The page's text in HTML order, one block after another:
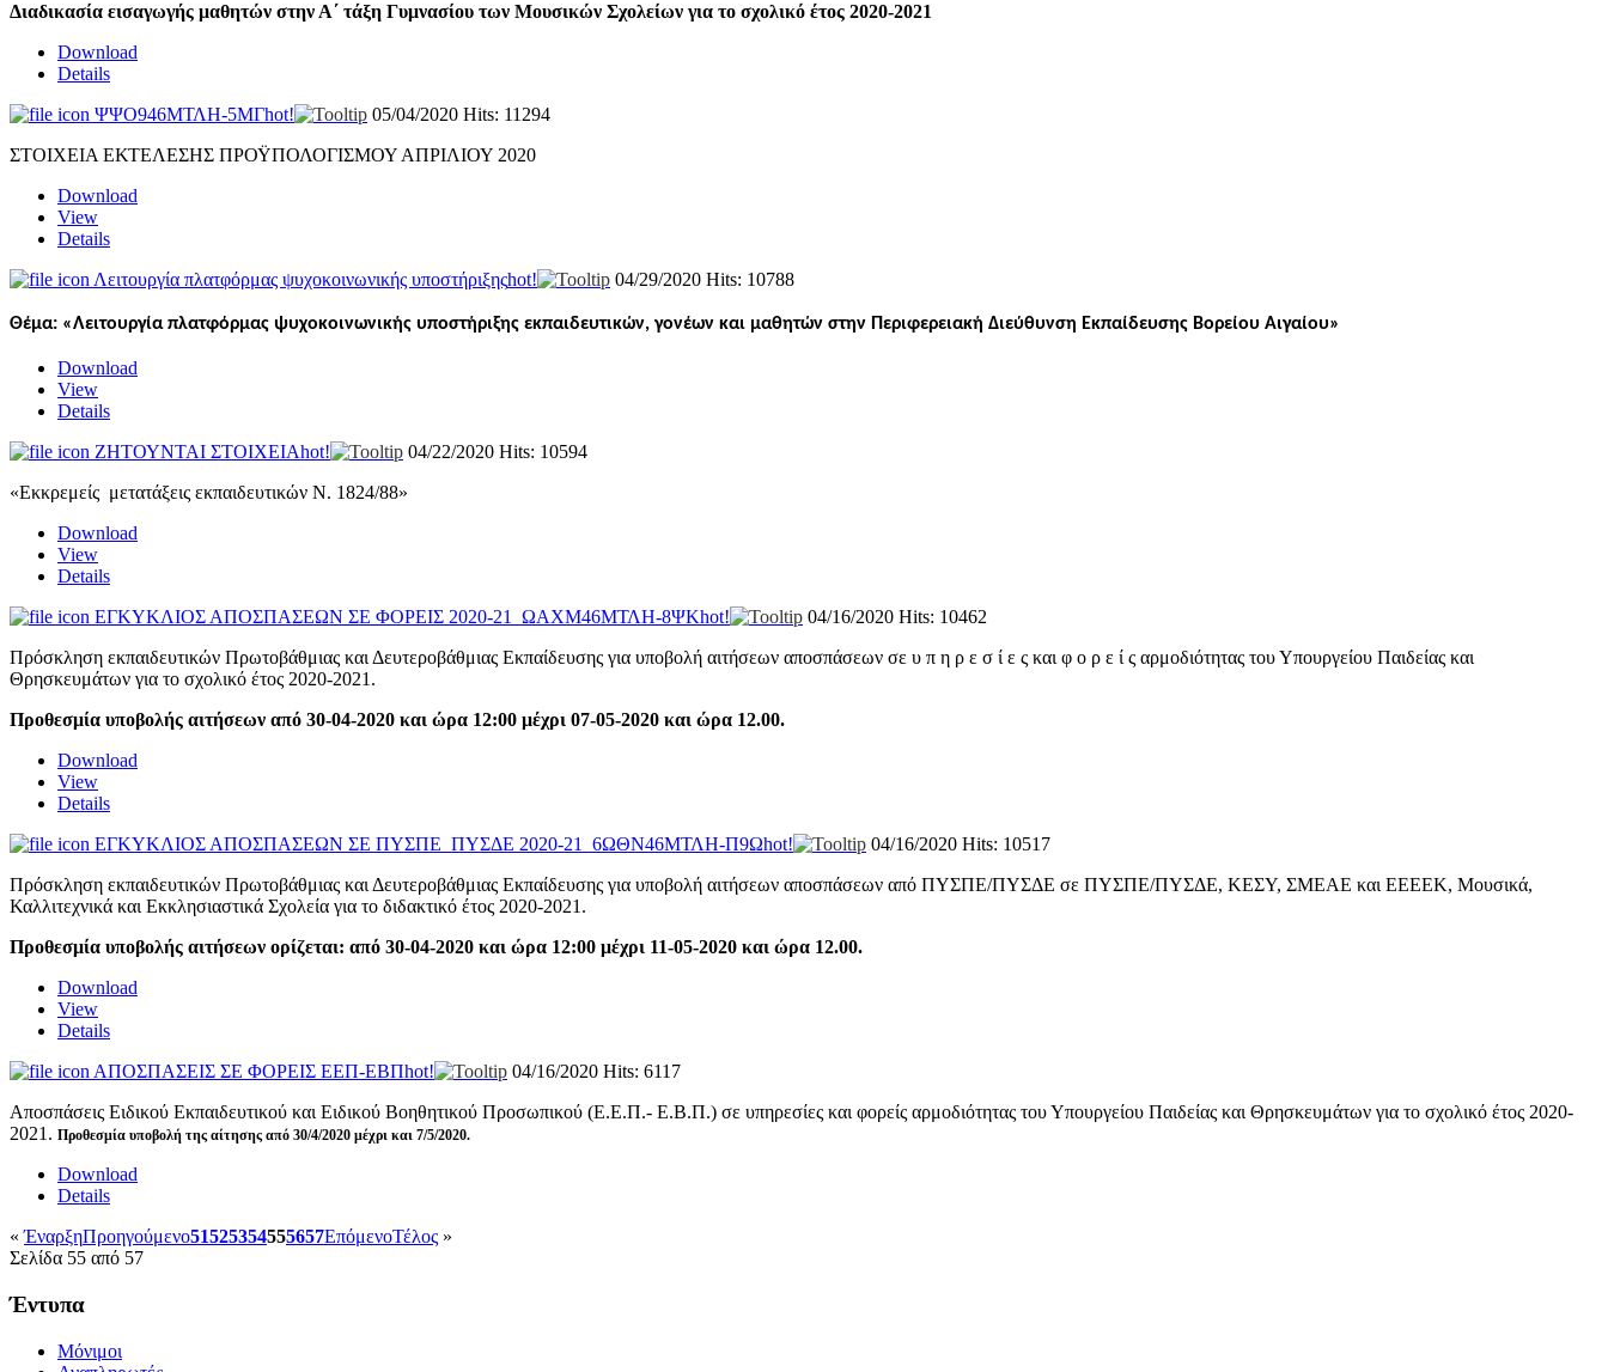
Διαδικασία εισαγωγής μαθητών στην Α΄ τάξη Γυμνασίου των Μουσικών Σχολείων για το σχολικό έτος 2020-2021
Download
Details
ΨΨΟ946ΜΤΛΗ-5ΜΓhot! 05/04/2020 Hits: 11294
ΣΤΟΙΧΕΙΑ ΕΚΤΕΛΕΣΗΣ ΠΡΟΫΠΟΛΟΓΙΣΜΟΥ ΑΠΡΙΛΙΟΥ 2020
Download
View
Details
Λειτουργία πλατφόρμας ψυχοκοινωνικής υποστήριξηςhot! 04/29/2020 Hits: 10788
Θέμα: «Λειτουργία πλατφόρμας ψυχοκοινωνικής υποστήριξης εκπαιδευτικών, γονέων και μαθητών στην Περιφερειακή Διεύθυνση Εκπαίδευσης Βορείου Αιγαίου»
Download
View
Details
ΖΗΤΟΥΝΤΑΙ ΣΤΟΙΧΕΙΑhot! 04/22/2020 Hits: 10594
«Εκκρεμείς μετατάξεις εκπαιδευτικών Ν. 1824/88»
Download
View
Details
ΕΓΚΥΚΛΙΟΣ ΑΠΟΣΠΑΣΕΩΝ ΣΕ ΦΟΡΕΙΣ 2020-21_ΩΑΧΜ46ΜΤΛΗ-8ΨΚhot! 04/16/2020 Hits: 10462
Πρόσκληση εκπαιδευτικών Πρωτοβάθμιας και Δευτεροβάθμιας Εκπαίδευσης για υποβολή αιτήσεων αποσπάσεων σε υ π η ρ ε σ ί ε ς και φ ο ρ ε ί ς αρμοδιότητας του Υπουργείου Παιδείας και
Θρησκευμάτων για το σχολικό έτος 2020-2021.
Προθεσμία υποβολής αιτήσεων από 30-04-2020 και ώρα 12:00 μέχρι 07-05-2020 και ώρα 12.00.
Download
View
Details
ΕΓΚΥΚΛΙΟΣ ΑΠΟΣΠΑΣΕΩΝ ΣΕ ΠΥΣΠΕ_ΠΥΣΔΕ 2020-21_6ΩΘΝ46ΜΤΛΗ-Π9Ωhot! 04/16/2020 Hits: 10517
Πρόσκληση εκπαιδευτικών Πρωτοβάθμιας και Δευτεροβάθμιας Εκπαίδευσης για υποβολή αιτήσεων αποσπάσεων από ΠΥΣΠΕ/ΠΥΣΔΕ σε ΠΥΣΠΕ/ΠΥΣΔΕ, ΚΕΣΥ, ΣΜΕΑΕ και ΕΕΕΕΚ, Μουσικά,
Καλλιτεχνικά και Εκκλησιαστικά Σχολεία για το διδακτικό έτος 2020-2021.
Προθεσμία υποβολής αιτήσεων ορίζεται: από 30-04-2020 και ώρα 12:00 μέχρι 11-05-2020 και ώρα 12.00.
Download
View
Details
ΑΠΟΣΠΑΣΕΙΣ ΣΕ ΦΟΡΕΙΣ ΕΕΠ-ΕΒΠhot! 04/16/2020 Hits: 6117
Αποσπάσεις Ειδικού Εκπαιδευτικού και Ειδικού Βοηθητικού Προσωπικού (Ε.Ε.Π.- Ε.Β.Π.) σε υπηρεσίες και φορείς αρμοδιότητας του Υπουργείου Παιδείας και Θρησκευμάτων για το σχολικό έτος 2020-
2021. Προθεσμία υποβολή της αίτησης από 30/4/2020 μέχρι και 7/5/2020.
Download
Details
«ΈναρξηΠροηγούμενο51525354555657ΕπόμενοΤέλος »
Σελίδα 55 από 57
Έντυπα
Μόνιμοι